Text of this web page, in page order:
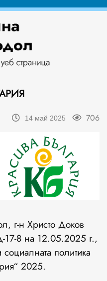
14 май 2025 706
г-н Христо Доков
17-8 на 12.05.2025 г.,
политика
2025.